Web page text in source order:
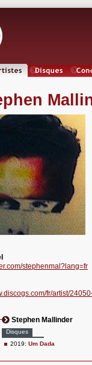
stephenmal?lang=fr
fr/artist/
Stephen Mallinder
Disques
2019: Um Dada